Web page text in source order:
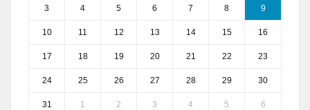
3 4 5 6 7 8 9
10 11 12 13 14 15 16
17 18 19 20 21 22 23
24 25 26 27 28 29 30
31 1 2 3 4 5 6